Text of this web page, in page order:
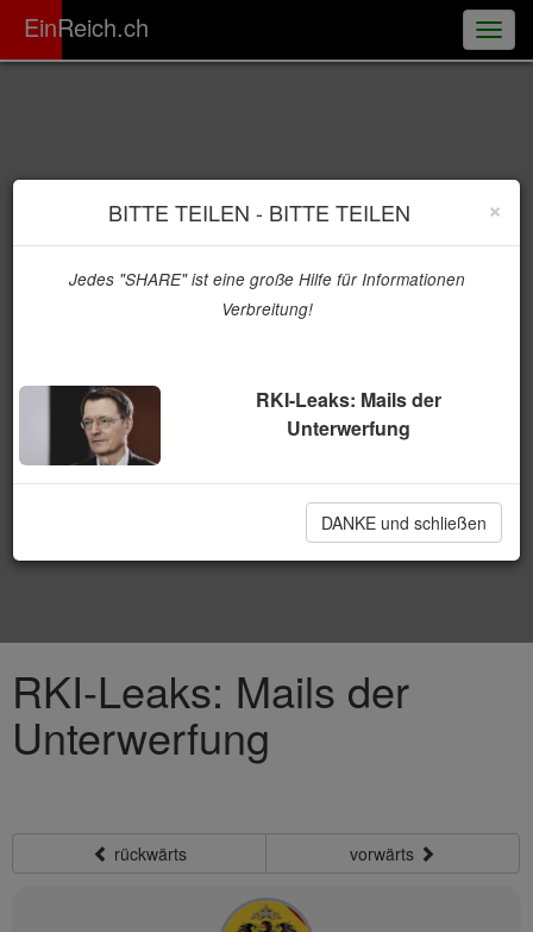
EinReich.ch
ER
RKI-Leaks: Mails der
Unterwerfung
rückwärts vorwärts
×
BITTE TEILEN - BITTE TEILEN
Jedes "SHARE" ist eine große Hilfe für Informationen
Verbreitung!
RKI-Leaks: Mails der
Unterwerfung
DANKE und schließen